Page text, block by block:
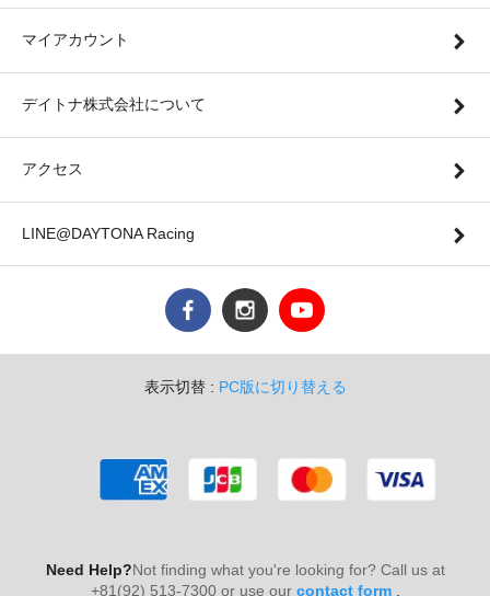
マイアカウント
デイトナ株式会社について
アクセス
LINE@DAYTONA Racing
表示切替 : PC版に切り替える
Need Help?Not finding what you're looking for? Call us at
+81(92) 513-7300 or use our contact form.